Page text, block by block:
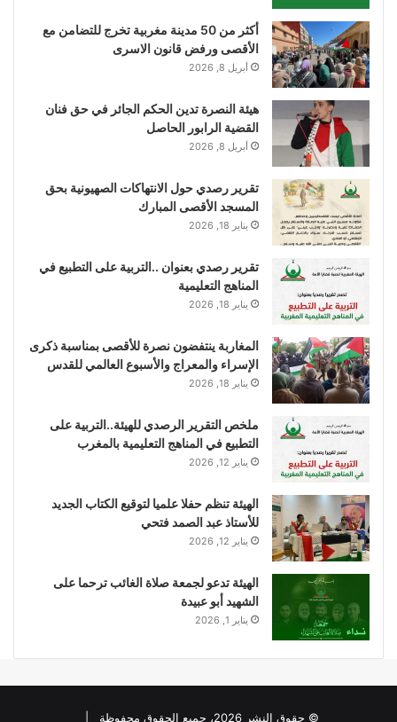
أكثر من 50 مدينة مغربية تخرج للتضامن مع
الأقصى ورفض قانون الاسرى
أبريل 8, 2026
هيئة النصرة تدين الحكم الجائر في حق فنان
القضية الرابور الحاصل
أبريل 8, 2026
تقرير رصدي حول الانتهاكات الصهيونية بحق
المسجد الأقصى المبارك
يناير 18, 2026
تقرير رصدي بعنوان ..التربية على التطبيع في
المناهج التعليمية
يناير 18, 2026
المغاربة ينتفضون نصرة للأقصى بمناسبة ذكرى
الإسراء والمعراج والأسبوع العالمي للقدس
يناير 18, 2026
ملخص التقرير الرصدي للهيئة..التربية على
التطبيع في المناهج التعليمية بالمغرب
يناير 12, 2026
الهيئة تنظم حفلا علميا لتوقيع الكتاب الجديد
للأستاذ عبد الصمد فتحي
يناير 12, 2026
الهيئة تدعو لجمعة صلاة الغائب ترحما على
الشهيد أبو عبيدة
يناير 1, 2026
© حقوق النشر 2026، جميع الحقوق محفوظة |